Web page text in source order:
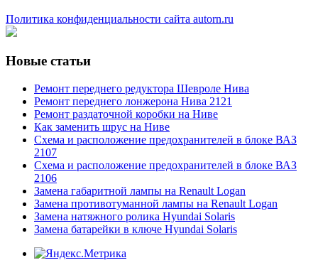
Политика конфиденциальности сайта autorn.ru
Новые статьи
Ремонт переднего редуктора Шевроле Нива
Ремонт переднего лонжерона Нива 2121
Ремонт раздаточной коробки на Ниве
Как заменить шрус на Ниве
Схема и расположение предохранителей в блоке ВАЗ
2107
Схема и расположение предохранителей в блоке ВАЗ
2106
Замена габаритной лампы на Renault Logan
Замена противотуманной лампы на Renault Logan
Замена натяжного ролика Hyundai Solaris
Замена батарейки в ключе Hyundai Solaris